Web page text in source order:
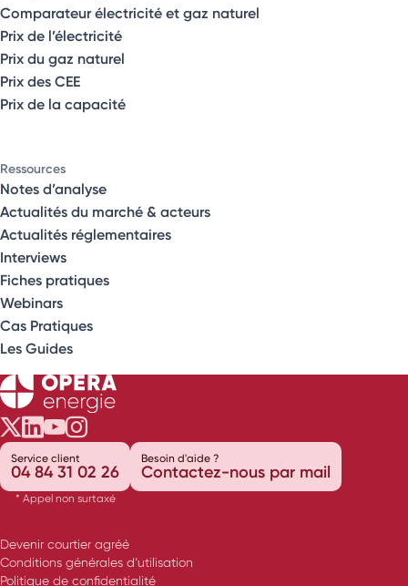
Comparateur électricité et gaz naturel
Prix de l’électricité
Prix du gaz naturel
Prix des CEE
Prix de la capacité
Ressources
Notes d’analyse
Actualités du marché & acteurs
Actualités réglementaires
Interviews
Fiches pratiques
Webinars
Cas Pratiques
Les Guides
Opéra Énergie sur Twitter
Opéra Énergie sur LinkedIn
Opéra Énergie sur Youtube
Opéra Énergie sur Instagram
Service client
04 84 31 02 26
* Appel non surtaxé
Besoin d'aide ?
Contactez-nous par mail
Devenir courtier agréé
Conditions générales d’utilisation
Politique de confidentialité